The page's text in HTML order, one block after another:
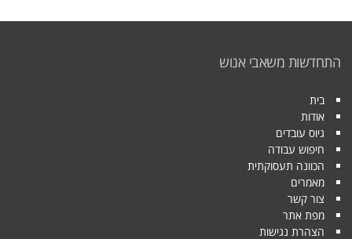
התחדשות משאבי אנוש
בית
אודות
גיוס עובדים
חיפוש עבודה
הכוונה תעסוקתית
מאמרים
צור קשר
מפת אתר
הצהרת נגישות